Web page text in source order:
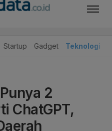
Startup Gadget Teknologi
2
ChatGPT,